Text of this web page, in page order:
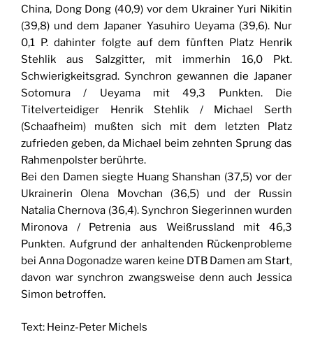
China, Dong Dong (40,9) vor dem Ukrainer Yuri Nikitin
(39,8) und dem Japaner Yasuhiro Ueyama (39,6). Nur
0,1 P. dahinter folgte auf dem fünften Platz Henrik
Stehlik aus Salzgitter, mit immerhin 16,0 Pkt.
Schwierigkeitsgrad. Synchron gewannen die Japaner
Sotomura / Ueyama mit 49,3 Punkten. Die
Titelverteidiger Henrik Stehlik / Michael Serth
(Schaafheim) mußten sich mit dem letzten Platz
zufrieden geben, da Michael beim zehnten Sprung das
Rahmenpolster berührte.
Bei den Damen siegte Huang Shanshan (37,5) vor der
Ukrainerin Olena Movchan (36,5) und der Russin
Natalia Chernova (36,4). Synchron Siegerinnen wurden
Mironova / Petrenia aus Weißrussland mit 46,3
Punkten. Aufgrund der anhaltenden Rückenprobleme
bei Anna Dogonadze waren keine DTB Damen am Start,
davon war synchron zwangsweise denn auch Jessica
Simon betroffen.
Text: Heinz-Peter Michels